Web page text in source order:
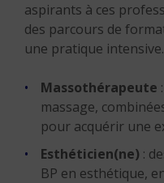
aspirants à ces
des parcours de
une pratique intensive.
Massothérapeute
massage,
pour acquérir une
Esthéticien(ne) :
BP en esthétique,